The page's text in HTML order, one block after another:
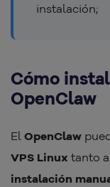
instalación;
Cómo
OpenClaw
El OpenClaw
VPS Linux tanto
instalación